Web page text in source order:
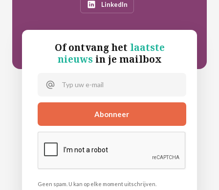
LinkedIn
Of ontvang het laatste
nieuwsin je mailbox
Geen spam. U kan op elke moment uitschrijven.